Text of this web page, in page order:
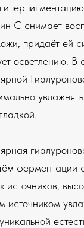
С снимает
придаёт ей
осветлению. В
ферментации
источников,
источником